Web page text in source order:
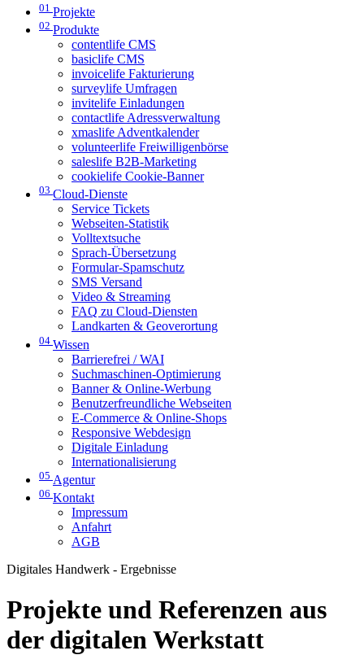
01 Projekte
02 Produkte
contentlife CMS
basiclife CMS
invoicelife Fakturierung
surveylife Umfragen
invitelife Einladungen
contactlife Adressverwaltung
xmaslife Adventkalender
volunteerlife Freiwilligenbörse
saleslife B2B-Marketing
cookielife Cookie-Banner
03 Cloud-Dienste
Service Tickets
Webseiten-Statistik
Volltextsuche
Sprach-Übersetzung
Formular-Spamschutz
SMS Versand
Video & Streaming
FAQ zu Cloud-Diensten
Landkarten & Geoverortung
04 Wissen
Barrierefrei / WAI
Suchmaschinen-Optimierung
Banner & Online-Werbung
Benutzerfreundliche Webseiten
E-Commerce & Online-Shops
Responsive Webdesign
Digitale Einladung
Internationalisierung
05 Agentur
06 Kontakt
Impressum
Anfahrt
AGB
Digitales Handwerk - Ergebnisse
Projekte und Referenzen aus
der digitalen Werkstatt